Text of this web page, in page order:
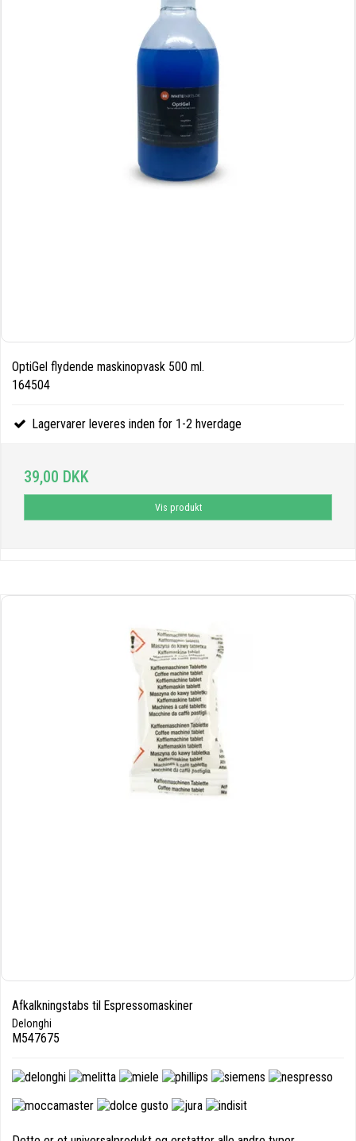
OptiGel flydende maskinopvask 500 ml.
164504
Lagervarer leveres inden for 1-2 hverdage
39,00 DKK
Vis produkt
Afkalkningstabs til Espressomaskiner
Delonghi
M547675